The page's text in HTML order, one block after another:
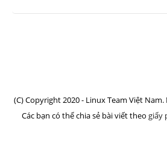
(C) Copyright 2020 - Linux Team Việt
Các bạn có thể chia sẻ bài viết theo giấy